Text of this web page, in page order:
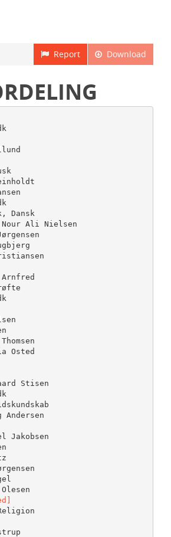
Download
Report
Dansk
Nour Ali Nielsen
Osted
Stisen
Andersen
Jakobsen